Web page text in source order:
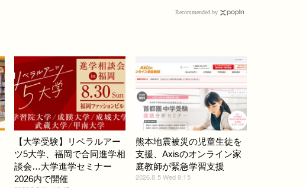
Recommended by
【大学受験】リベラルアー
ツ5大学、福岡で合同進学相
談会…大学進学セミナー
2026内で開催
熊本地震被災の児童生徒を
支援、Axisのオンライン家
庭教師が緊急学習支援
2026.8.5 Wed 9:15